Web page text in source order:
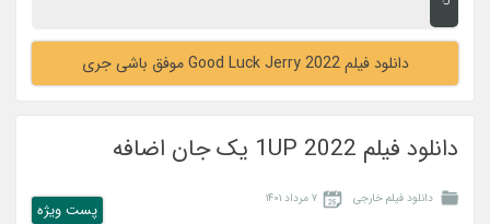
دانلود فیلم Good Luck Jerry 2022 موفق باشی جری
دانلود فیلم 1UP 2022 یک جان اضافه
دانلود فیلم خارجی ۷ مرداد ۱۴۰۱
پست ويژه